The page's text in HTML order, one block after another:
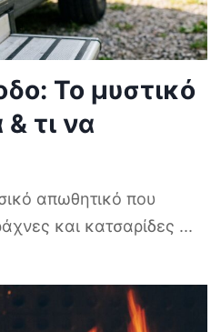
Το μυστικό
τι να
απωθητικό που
και κατσαρίδες ...